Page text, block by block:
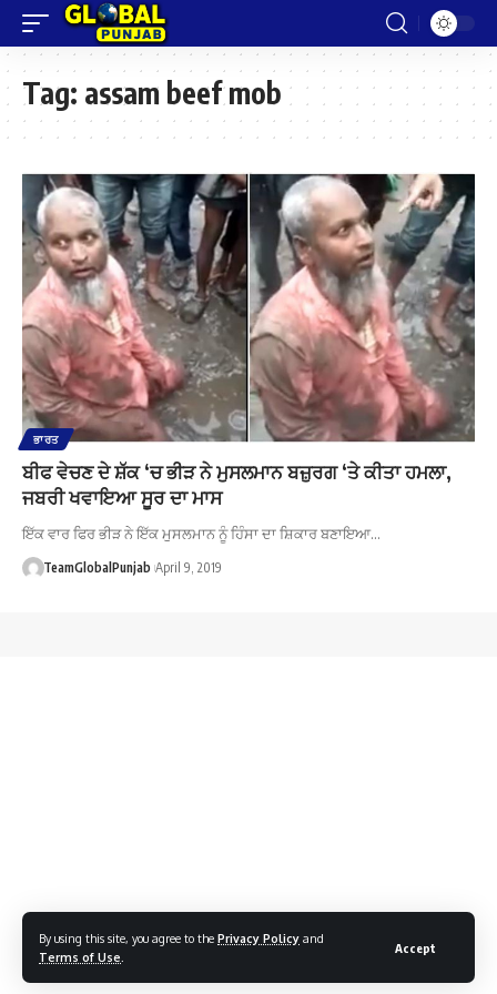
By using this site, you agree to the Privacy Policy and
Terms of Use
Accept
Tag: assam beef mob
ਭਾਰਤ
ਬੀਫ ਵੇਚਣ ਦੇ ਸ਼ੱਕ ‘ਚ ਭੀੜ ਨੇ ਮੁਸਲਮਾਨ ਬਜ਼ੁਰਗ ‘ਤੇ ਕੀਤਾ ਹਮਲਾ,
ਜਬਰੀ ਖਵਾਇਆ ਸੂਰ ਦਾ ਮਾਸ
ਇੱਕ ਵਾਰ ਫਿਰ ਭੀੜ ਨੇ ਇੱਕ ਮੁਸਲਮਾਨ ਨੂੰ ਹਿੰਸਾ ਦਾ ਸ਼ਿਕਾਰ ਬਣਾਇਆ…
TeamGlobalPunjab April 9, 2019